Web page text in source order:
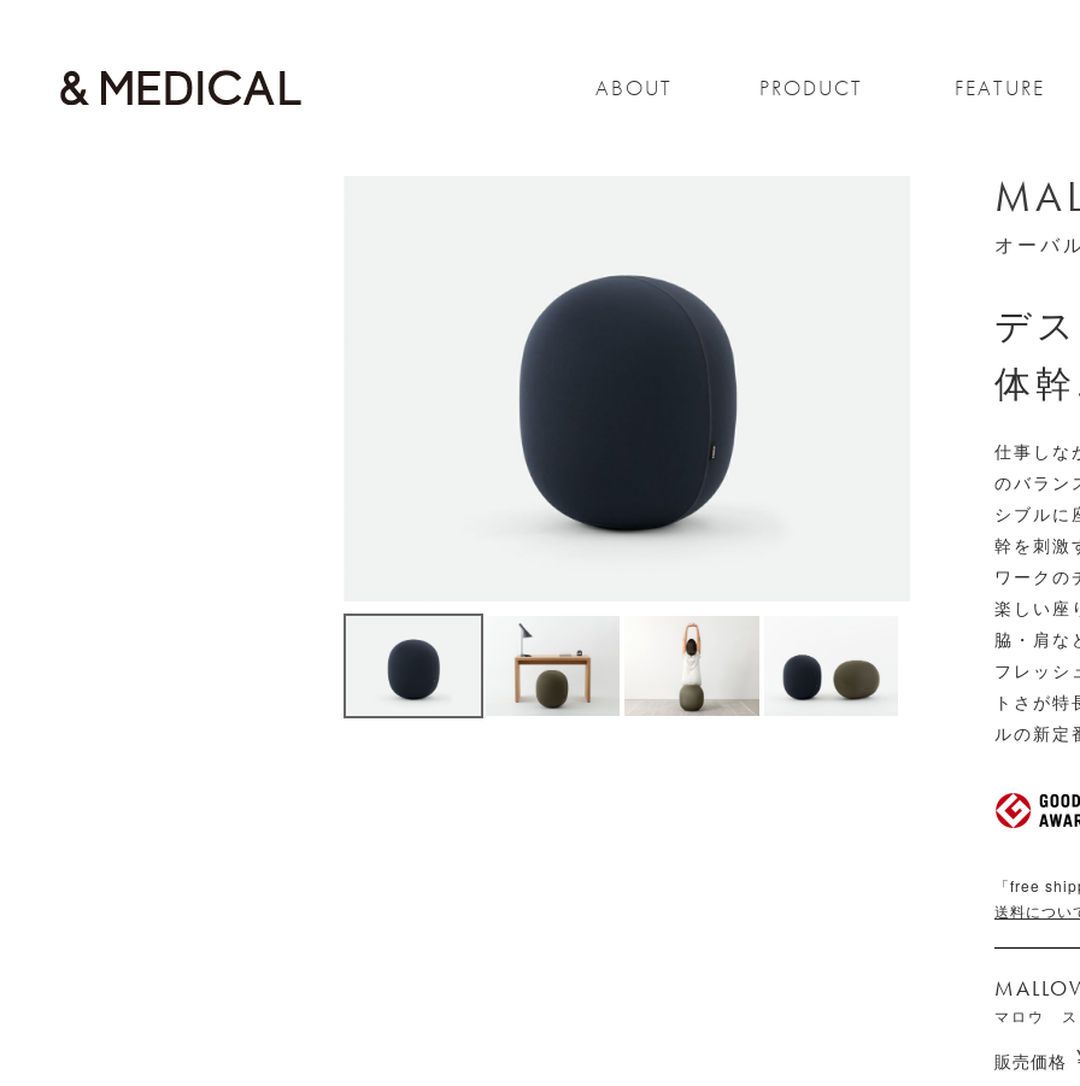
ABOUT PRODUCT FEATURE
オーバ
デ
体
仕事しな
のバラン
シブルに
幹を刺激
ワークの
楽しい座
脇・肩な
フレッシ
トさが
ルの新
「free
送料につい
マロウ ス
販売価格